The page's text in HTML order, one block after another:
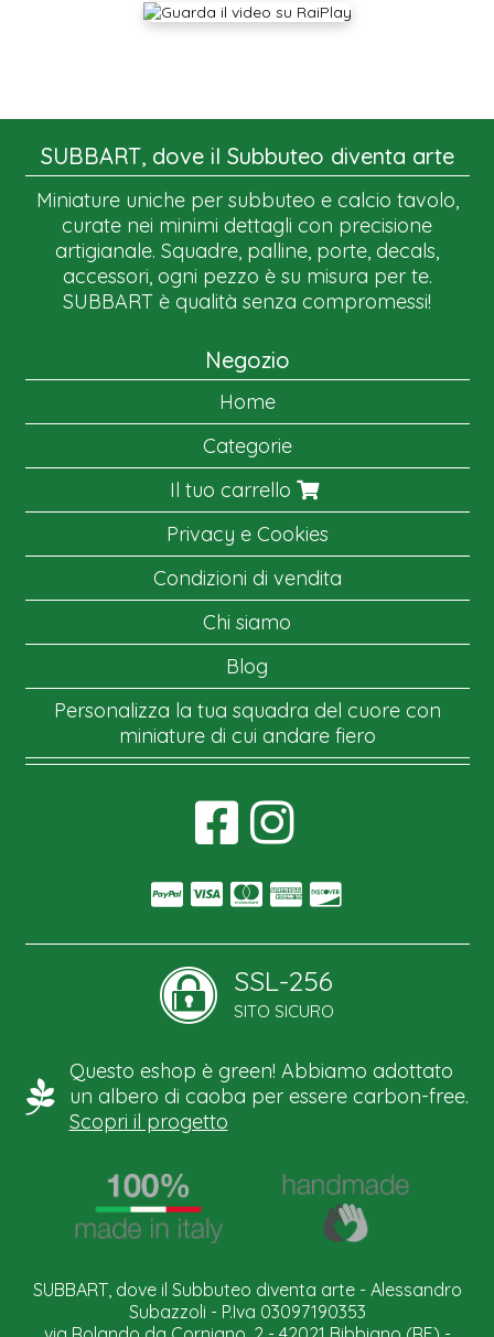
SUBBART, dove il Subbuteo diventa arte
Miniature uniche per subbuteo e calcio tavolo,
curate nei minimi dettagli con precisione
artigianale. Squadre, palline, porte, decals,
accessori, ogni pezzo è su misura per te.
SUBBART è qualità senza compromessi!
Negozio
Home
Categorie
Il tuo carrello
Privacy e Cookies
Condizioni di vendita
Chi siamo
Blog
Personalizza la tua squadra del cuore con
miniature di cui andare fiero
SSL-256
SITO SICURO
Questo eshop è green! Abbiamo adottato
un albero di caoba per essere carbon-free.
Scopri il progetto
SUBBART, dove il Subbuteo diventa arte - Alessandro
Subazzoli - P.Iva 03097190353